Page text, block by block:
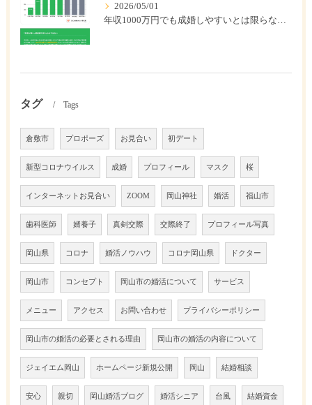
2026/05/01
年収1000万円でも成婚しやすいとは限らない? 「年収帯別の成婚率」のリアル
タグ Tags
倉敷市 プロポーズ お見合い 初デート
新型コロナウイルス 成婚 プロフィール マスク 桜
インターネットお見合い ZOOM 岡山神社 婚活 福山市
歯科医師 婿養子 真剣交際 交際終了 プロフィール写真
岡山県 コロナ 婚活ノウハウ コロナ岡山県 ドクター
岡山市 コンセプト 岡山市の婚活について サービス
メニュー アクセス お問い合わせ プライバシーポリシー
岡山市の婚活の必要とされる理由 岡山市の婚活の内容について
ジェイエム岡山 ホームページ新規公開 岡山 結婚相談
安心 親切 岡山婚活ブログ 婚活シニア 台風 結婚資金